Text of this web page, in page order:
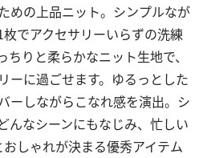
めの上品ニット。シンプルなが
でアクセサリーいらずの洗練
りと柔らかなニット生地で、
ーに過ごせます。ゆるっとした
ーしながらこなれ感を演出。シ
んなシーンにもなじみ、忙しい
しゃれが決まる優秀アイテム